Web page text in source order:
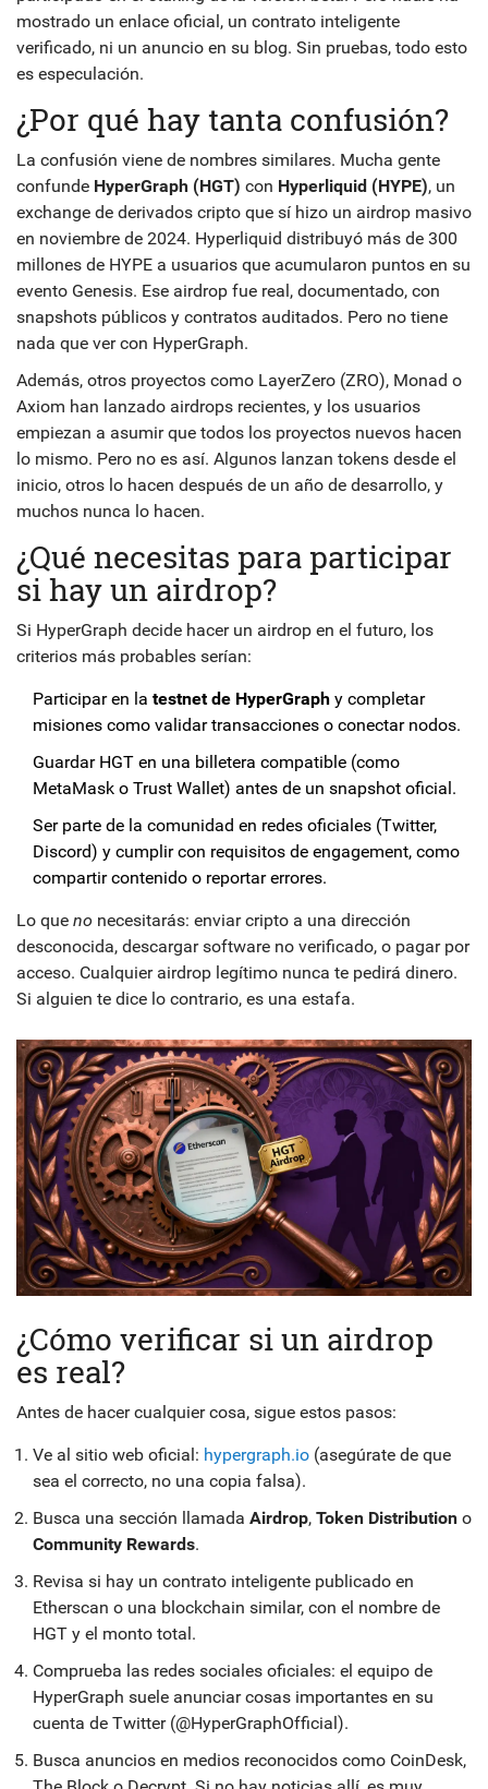
mostrado un enlace oficial, un contrato inteligente
verificado, ni un anuncio en su blog. Sin pruebas, todo esto
es especulación.
¿Por qué hay tanta confusión?
La confusión viene de nombres similares. Mucha gente
confunde HyperGraph (HGT) con Hyperliquid (HYPE), un
exchange de derivados cripto que sí hizo un airdrop masivo
en noviembre de 2024. Hyperliquid distribuyó más de 300
millones de HYPE a usuarios que acumularon puntos en su
evento Genesis. Ese airdrop fue real, documentado, con
snapshots públicos y contratos auditados. Pero no tiene
nada que ver con HyperGraph.
Además, otros proyectos como LayerZero (ZRO), Monad o
Axiom han lanzado airdrops recientes, y los usuarios
empiezan a asumir que todos los proyectos nuevos hacen
lo mismo. Pero no es así. Algunos lanzan tokens desde el
inicio, otros lo hacen después de un año de desarrollo, y
muchos nunca lo hacen.
¿Qué necesitas para participar
si hay un airdrop?
Si HyperGraph decide hacer un airdrop en el futuro, los
criterios más probables serían:
Participar en la testnet de HyperGraph y completar
misiones como validar transacciones o conectar nodos.
Guardar HGT en una billetera compatible (como
MetaMask o Trust Wallet) antes de un snapshot oficial.
Ser parte de la comunidad en redes oficiales (Twitter,
Discord) y cumplir con requisitos de engagement, como
compartir contenido o reportar errores.
Lo que no necesitarás: enviar cripto a una dirección
desconocida, descargar software no verificado, o pagar por
acceso. Cualquier airdrop legítimo nunca te pedirá dinero.
Si alguien te dice lo contrario, es una estafa.
¿Cómo verificar si un airdrop
es real?
Antes de hacer cualquier cosa, sigue estos pasos:
Ve al sitio web oficial: hypergraph.io (asegúrate de que
sea el correcto, no una copia falsa).
Busca una sección llamada Airdrop, Token Distribution o
Community Rewards.
Revisa si hay un contrato inteligente publicado en
Etherscan o una blockchain similar, con el nombre de
HGT y el monto total.
Comprueba las redes sociales oficiales: el equipo de
HyperGraph suele anunciar cosas importantes en su
cuenta de Twitter (@HyperGraphOfficial).
Busca anuncios en medios reconocidos como CoinDesk,